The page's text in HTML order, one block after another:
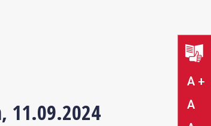
A +
A
11.09.2024